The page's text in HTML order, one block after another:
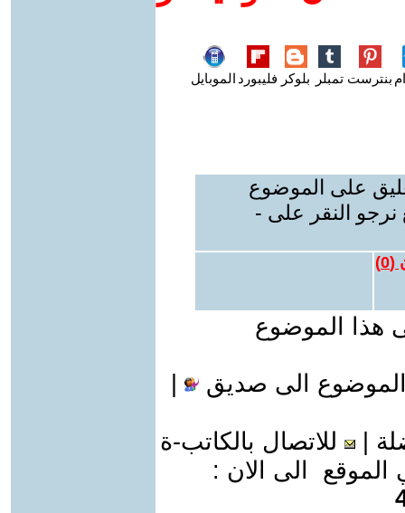
بنترست تمبلر بلوكر فليبورد الموبايل
على الموضوع
نرجو النقر على -
(
0
)
هذا الموضوع
الى صديق
للاتصال بالكاتب-ة
الى الان :